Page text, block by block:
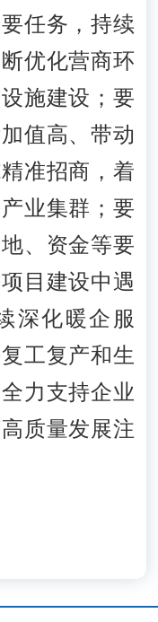
任务，持续
优化营商环
施建设；要
值高、带动
准招商，着
业集群；要
、资金等要
目建设中遇
深化暖企服
工复产和生
力支持企业
质量发展注